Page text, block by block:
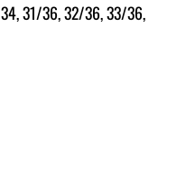
31/36, 32/36, 33/36,